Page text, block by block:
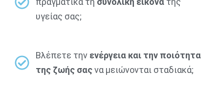
υγείας σας;
Βλέπετε την ενέργεια και την ποιότητα
της ζωής σαςνα μειώνονται σταδιακά;